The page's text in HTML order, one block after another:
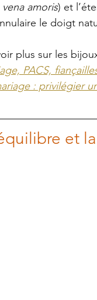
vena amoris) et
le doigt
plus sur les
PACS,
: privilégier
et